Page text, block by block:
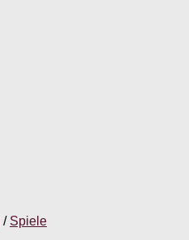
/ Spiele